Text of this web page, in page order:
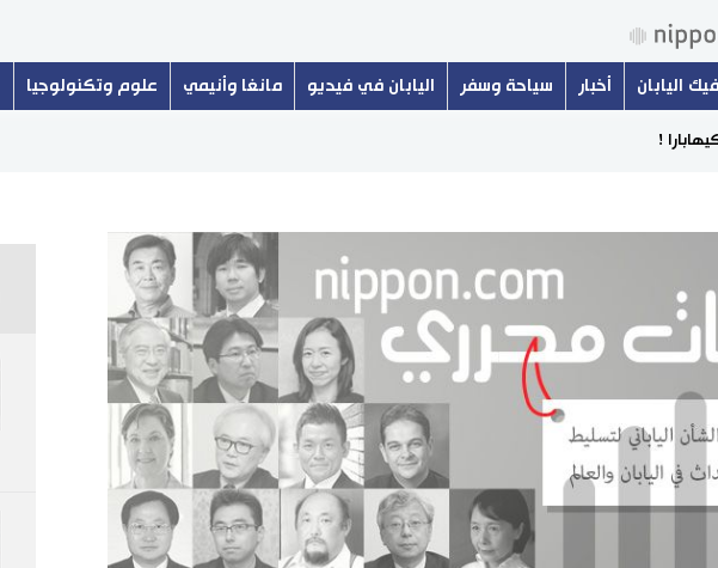
اليابان أخبار سياحة وسفر اليابان في فيديو مانغا وأنيمي علوم وتكنولوجيا
!